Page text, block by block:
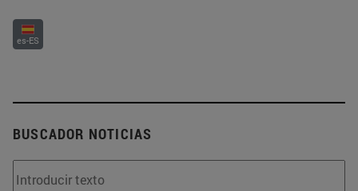
es-ES
BUSCADOR NOTICIAS